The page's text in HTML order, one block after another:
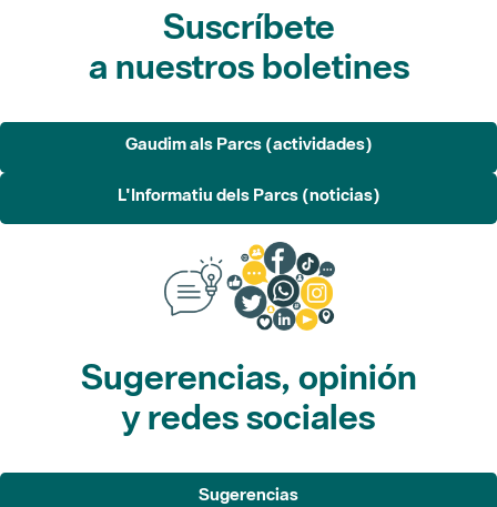
Suscríbete
a nuestros boletines
Gaudim als Parcs (actividades)
L'Informatiu dels Parcs (noticias)
Sugerencias, opinión
y redes sociales
Sugerencias